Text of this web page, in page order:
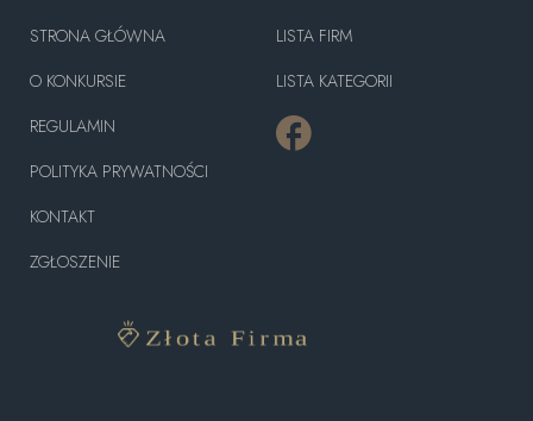
STRONA GŁÓWNA
O KONKURSIE
REGULAMIN
POLITYKA PRYWATNOŚCI
KONTAKT
ZGŁOSZENIE
LISTA FIRM
LISTA KATEGORII